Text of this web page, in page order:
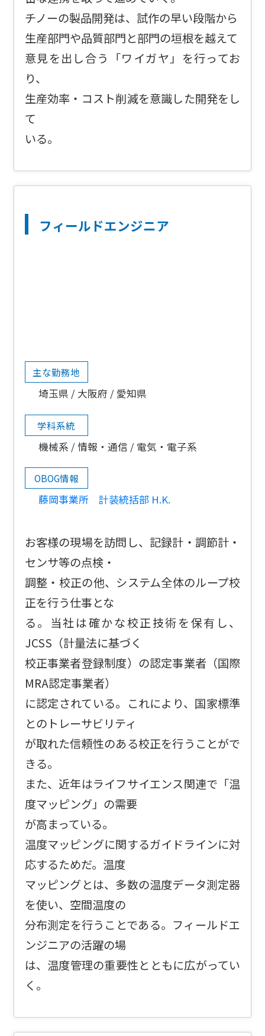
チノーの製品開発は、試作の早い段階から
生産部門や品質部門と部門の垣根を越えて
意見を出し合う「ワイガヤ」を行ってお
り、
生産効率・コスト削減を意識した開発をし
て
いる。
フィールドエンジニア
主な勤務地
埼玉県 大阪府 愛知県
学科系統
機械系 情報・通信 電気・電子系
OBOG情報
藤岡事業所 計装統括部 H.K.
お客様の現場を訪問し、記録計・調節計・
センサ等の点検・
調整・校正の他、システム全体のループ校
正を行う仕事とな
る。当社は確かな校正技術を保有し、
JCSS（計量法に基づく
校正事業者登録制度）の認定事業者（国際
MRA認定事業者）
に認定されている。これにより、国家標準
とのトレーサビリティ
が取れた信頼性のある校正を行うことがで
きる。
また、近年はライフサイエンス関連で「温
度マッピング」の需要
が高まっている。
温度マッピングに関するガイドラインに対
応するためだ。温度
マッピングとは、多数の温度データ測定器
を使い、空間温度の
分布測定を行うことである。フィールドエ
ンジニアの活躍の場
は、温度管理の重要性とともに広がってい
く。